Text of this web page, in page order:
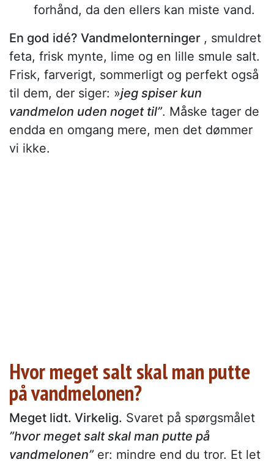
forhånd, da den ellers kan miste vand.
En god idé? Vandmelonterninger , smuldret
feta, frisk mynte, lime og en lille smule salt.
Frisk, farverigt, sommerligt og perfekt også
til dem, der siger: »jeg spiser kun
vandmelon uden noget til”. Måske tager de
endda en omgang mere, men det dømmer
vi ikke.
Hvor meget salt skal man putte
på vandmelonen?
Meget lidt. Virkelig. Svaret på spørgsmålet
”hvor meget salt skal man putte på
vandmelonen”er: mindre end du tror. Et let